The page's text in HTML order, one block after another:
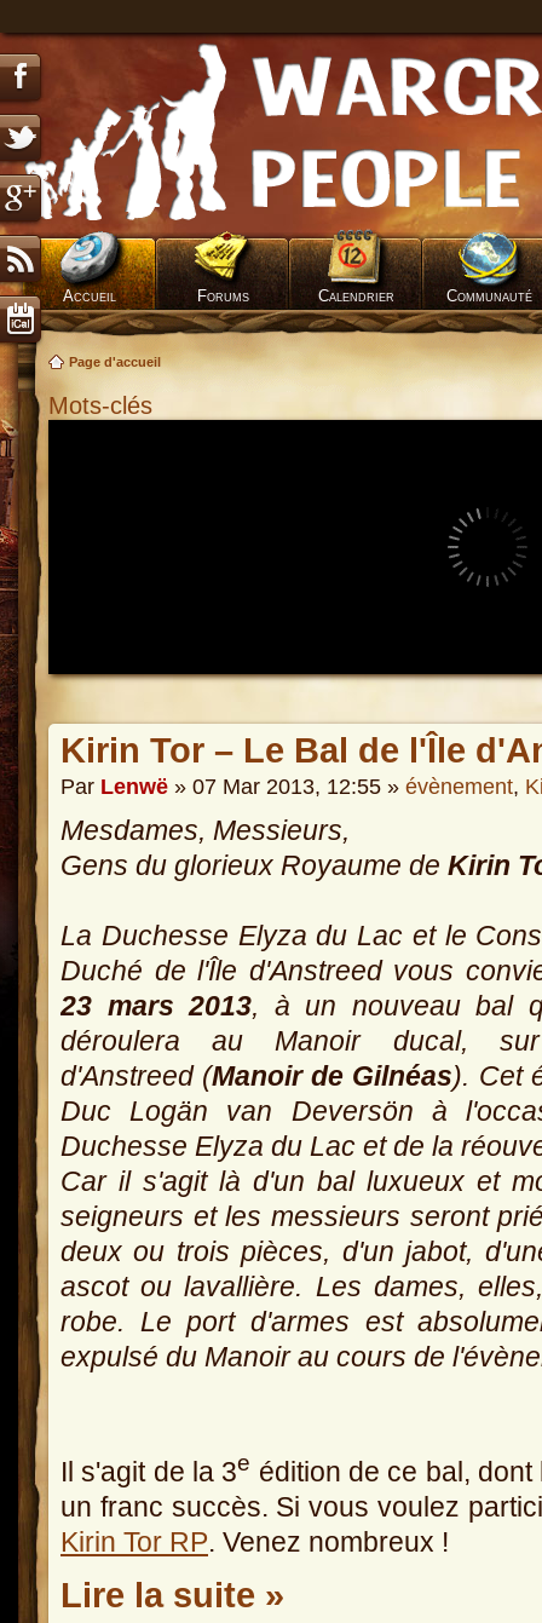
Accueil Forums Calendrier Communauté
Page d'accueil
Mots-clés
Kirin Tor – Le Bal de l'Île
Par Lenwë » 07 Mar 2013, 12:55 » évènement,
Mesdames, Messieurs,
Gens du glorieux Royaume de Kirin
La Duchesse Elyza du Lac et le
Duché de l'Île d'Anstreed vous
23 mars 2013, à un nouveau bal
déroulera au Manoir ducal,
d'Anstreed (Manoir de Gilnéas). Cet
Duc Logän van Deversön à
Duchesse Elyza du Lac et de la
Car il s'agit là d'un bal luxueux et
seigneurs et les messieurs seront
deux ou trois pièces, d'un jabot,
ascot ou lavallière. Les dames,
robe. Le port d'armes est
expulsé du Manoir au cours de
Il s'agit de la 3e édition de ce bal,
un franc succès. Si vous voulez
Kirin Tor RP. Venez nombreux !
Lire la suite »